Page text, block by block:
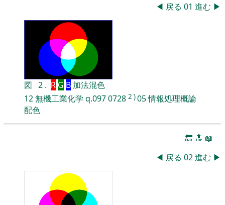
◀ 戻る 01 進む ▶
図 2 . R G B加法混色
12無機工業化学 q.0970728 2 )05情報処理概論
配色
🔚 🔝 📖
◀ 戻る 02進む ▶